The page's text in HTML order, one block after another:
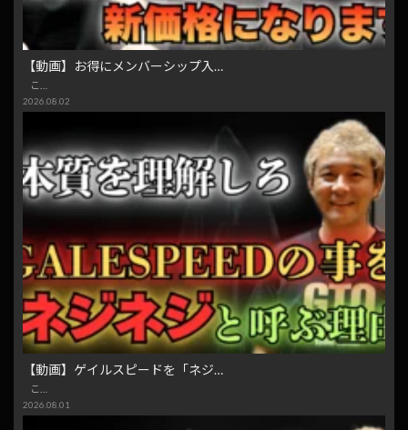
【動画】お得にメンバーシップ入…
こ…
2026.08.02
【動画】ゲイルスピードを「ネジ…
こ…
2026.08.01